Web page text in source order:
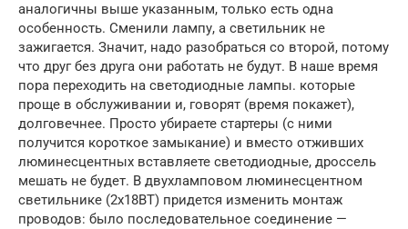
аналогичны выше указанным, только есть одна
особенность. Сменили лампу, а светильник не
зажигается. Значит, надо разобраться со второй, потому
что друг без друга они работать не будут. В наше время
пора переходить на светодиодные лампы. которые
проще в обслуживании и, говорят (время покажет),
долговечнее. Просто убираете стартеры (с ними
получится короткое замыкание) и вместо отживших
люминесцентных вставляете светодиодные, дроссель
мешать не будет. В двухламповом люминесцентном
светильнике (2х18ВТ) придется изменить монтаж
проводов: было последовательное соединение —